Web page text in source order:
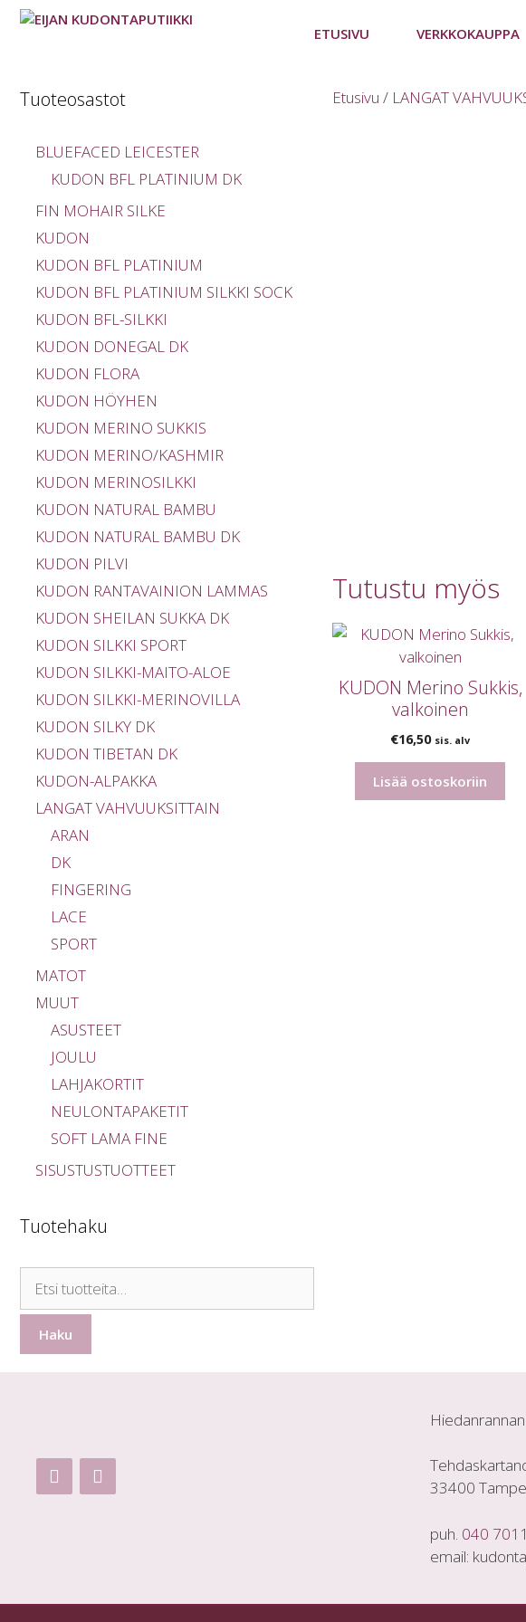
Siirry
sisältöön
ETUSIVU VERKKOKAUPPA
Etusivu / LANGAT
Tutustu myös
KUDON Merino Sukkis,
valkoinen
€16,50 sis. alv
Lisää ostoskoriin
Tuoteosastot
BLUEFACED LEICESTER
KUDON BFL PLATINIUM DK
FIN MOHAIR SILKE
KUDON
KUDON BFL PLATINIUM
KUDON BFL PLATINIUM SILKKI SOCK
KUDON BFL-SILKKI
KUDON DONEGAL DK
KUDON FLORA
KUDON HÖYHEN
KUDON MERINO SUKKIS
KUDON MERINO/KASHMIR
KUDON MERINOSILKKI
KUDON NATURAL BAMBU
KUDON NATURAL BAMBU DK
KUDON PILVI
KUDON RANTAVAINION LAMMAS
KUDON SHEILAN SUKKA DK
KUDON SILKKI SPORT
KUDON SILKKI-MAITO-ALOE
KUDON SILKKI-MERINOVILLA
KUDON SILKY DK
KUDON TIBETAN DK
KUDON-ALPAKKA
LANGAT VAHVUUKSITTAIN
ARAN
DK
FINGERING
LACE
SPORT
MATOT
MUUT
ASUSTEET
JOULU
LAHJAKORTIT
NEULONTAPAKETIT
SOFT LAMA FINE
SISUSTUSTUOTTEET
Tuotehaku
Haku
33400
puh. 040
email: